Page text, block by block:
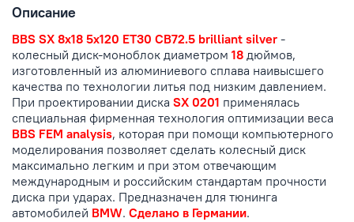
Описание
BBS SX 8x18 5x120 ET30 CB72.5 brilliant silver -
колесный диск-моноблок диаметром 18 дюймов,
изготовленный из алюминиевого сплава наивысшего
качества по технологии литья под низким давлением.
При проектировании диска SX 0201 применялась
специальная фирменная технология оптимизации веса
BBS FEM analysis, которая при помощи компьютерного
моделирования позволяет сделать колесный диск
максимально легким и при этом отвечающим
международным и российским стандартам прочности
диска при ударах. Предназначен для тюнинга
автомобилей BMW. Сделано в Германии.